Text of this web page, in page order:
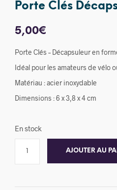
Porte Clés
5,00€
Porte Clés – Décapsuleur en
Idéal pour les amateurs de vélo
Matériau : acier inoxydable
Dimensions : 6 x 3,8 x 4 cm
En stock
AJOUTER AU